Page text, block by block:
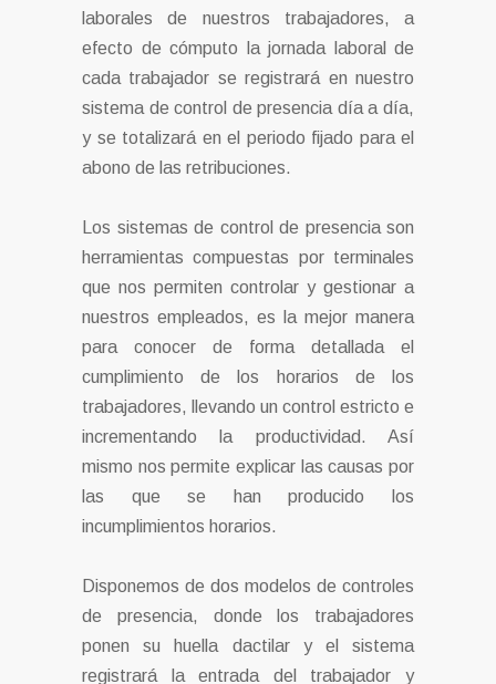
laborales de nuestros trabajadores, a
efecto de cómputo la jornada laboral de
cada trabajador se registrará en nuestro
sistema de control de presencia día a día,
y se totalizará en el periodo fijado para el
abono de las retribuciones.
Los sistemas de control de presencia son
herramientas compuestas por terminales
que nos permiten controlar y gestionar a
nuestros empleados, es la mejor manera
para conocer de forma detallada el
cumplimiento de los horarios de los
trabajadores, llevando un control estricto e
incrementando la productividad. Así
mismo nos permite explicar las causas por
las que se han producido los
incumplimientos horarios.
Disponemos de dos modelos de controles
de presencia, donde los trabajadores
ponen su huella dactilar y el sistema
registrará la entrada del trabajador y